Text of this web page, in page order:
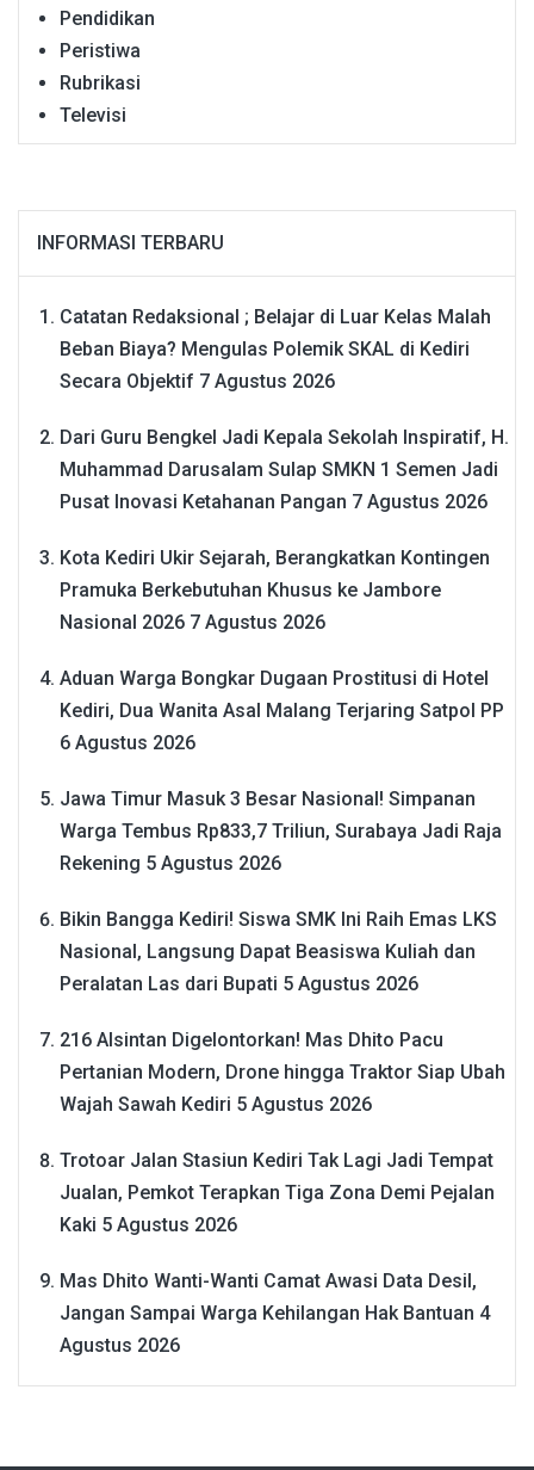
Pendidikan
Peristiwa
Rubrikasi
Televisi
INFORMASI TERBARU
Catatan Redaksional ; Belajar di Luar Kelas Malah
Beban Biaya? Mengulas Polemik SKAL di Kediri
Secara Objektif 7 Agustus 2026
Dari Guru Bengkel Jadi Kepala Sekolah Inspiratif, H.
Muhammad Darusalam Sulap SMKN 1 Semen Jadi
Pusat Inovasi Ketahanan Pangan 7 Agustus 2026
Kota Kediri Ukir Sejarah, Berangkatkan Kontingen
Pramuka Berkebutuhan Khusus ke Jambore
Nasional 2026 7 Agustus 2026
Aduan Warga Bongkar Dugaan Prostitusi di Hotel
Kediri, Dua Wanita Asal Malang Terjaring Satpol PP
6 Agustus 2026
Jawa Timur Masuk 3 Besar Nasional! Simpanan
Warga Tembus Rp833,7 Triliun, Surabaya Jadi Raja
Rekening 5 Agustus 2026
Bikin Bangga Kediri! Siswa SMK Ini Raih Emas LKS
Nasional, Langsung Dapat Beasiswa Kuliah dan
Peralatan Las dari Bupati 5 Agustus 2026
216 Alsintan Digelontorkan! Mas Dhito Pacu
Pertanian Modern, Drone hingga Traktor Siap Ubah
Wajah Sawah Kediri 5 Agustus 2026
Trotoar Jalan Stasiun Kediri Tak Lagi Jadi Tempat
Jualan, Pemkot Terapkan Tiga Zona Demi Pejalan
Kaki 5 Agustus 2026
Mas Dhito Wanti-Wanti Camat Awasi Data Desil,
Jangan Sampai Warga Kehilangan Hak Bantuan 4
Agustus 2026